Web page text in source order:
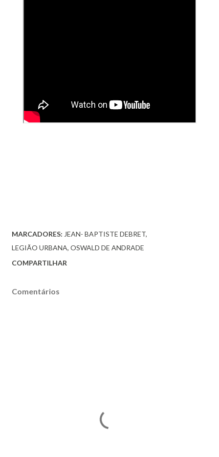
MARCADORES: JEAN- BAPTISTE DEBRET
LEGIÃO URBANA OSWALD DE ANDRADE
COMPARTILHAR
Comentários